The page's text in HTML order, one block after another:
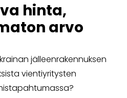
hinta,
arvo
jälleenrakennuksen
vientiyritysten